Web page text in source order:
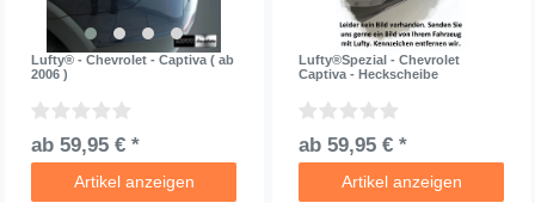
Lufty® - Chevrolet - Captiva ( ab
2006 )
ab 59,95 € *
Artikel anzeigen
Lufty®Spezial - Chevrolet
Captiva - Heckscheibe
ab 59,95 € *
Artikel anzeigen